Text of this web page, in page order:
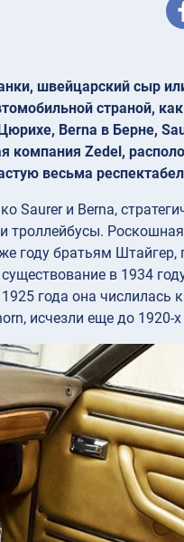
швейцарский сыр
страной,
Berna в Берне,
компания Zedel,
весьма
Saurer и Berna,
троллейбусы.
году братьям Штайгер,
в 1934
года она числилась
исчезли еще до 1920-х